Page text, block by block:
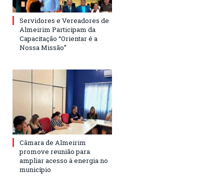
Servidores e Vereadores de
Almeirim Participam da
Capacitação “Orientar é a
Nossa Missão”
Câmara de Almeirim
promove reunião para
ampliar acesso à energia no
município